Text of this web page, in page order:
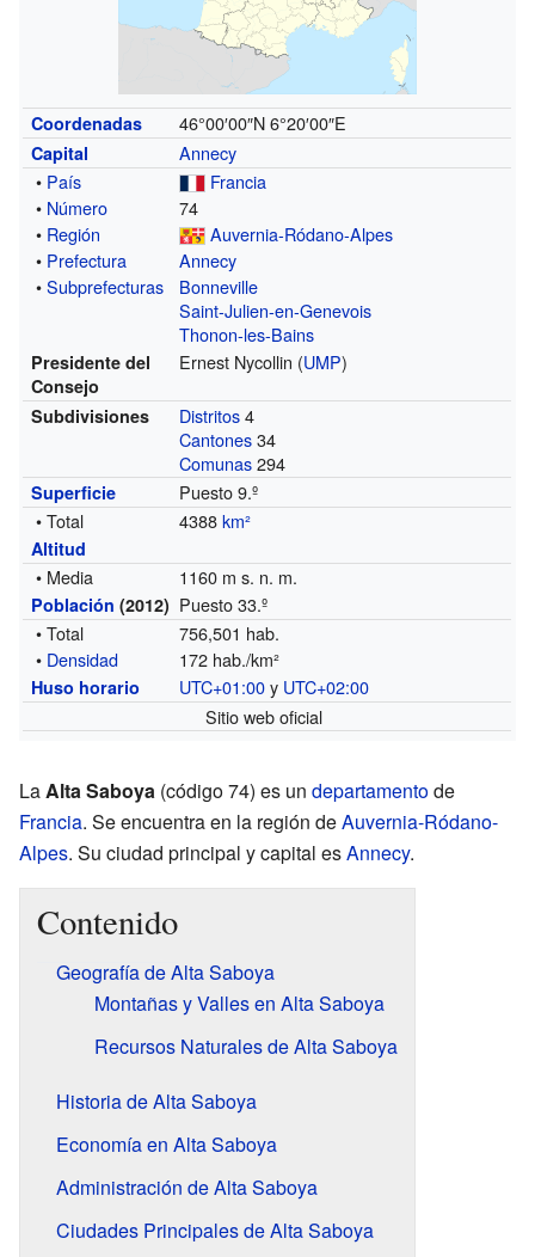
Coordenadas 46°00′00″N 6°20′00″E
Capital
Annecy
• País
Francia
• Número
74
• Región
Auvernia-Ródano-Alpes
• Prefectura
Annecy
•Subprefecturas
Bonneville
Saint-Julien-en-Genevois
Thonon-les-Bains
Presidente del
Consejo
Ernest Nycollin (UMP)
Subdivisiones Distritos4
Cantones34
Comunas294
Superficie
Puesto 9.º
• Total
4388km²
Altitud
• Media 1160 m s. n. m.
Población (2012) Puesto 33.º
• Total
756,501 hab.
• Densidad 172 hab./km²
Huso horario UTC+01:00y UTC+02:00
Sitio web oficial
LaAlta Saboya (código 74) es un departamentode
Francia. Se encuentra en la región deAuvernia-Ródano-
Alpes. Su ciudad principal y capital esAnnecy.
Contenido
Geografía de Alta Saboya
Montañas y Valles en Alta Saboya
Recursos Naturales de Alta Saboya
Historia de Alta Saboya
Economía en Alta Saboya
Administración de Alta Saboya
Ciudades Principales de Alta Saboya